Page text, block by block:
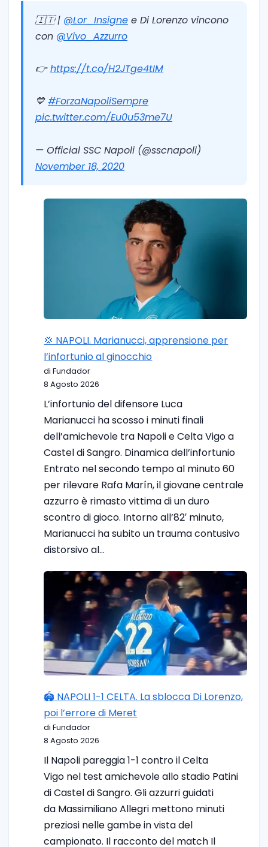
🇮🇹 | @Lor_Insigne e Di Lorenzo vincono
con @Vivo_Azzurro
👉https://t.co/H2JTge4tIM
💙#ForzaNapoliSempre
pic.twitter.com/Eu0u53me7U
— Official SSC Napoli (@sscnapoli)
November 18, 2020
💢 NAPOLI. Marianucci, apprensione per
l’infortunio al ginocchio
di Fundador
8 Agosto 2026
L’infortunio del difensore Luca
Marianucci ha scosso i minuti finali
dell’amichevole tra Napoli e Celta Vigo a
Castel di Sangro. Dinamica dell’infortunio
Entrato nel secondo tempo al minuto 60
per rilevare Rafa Marín, il giovane centrale
azzurro è rimasto vittima di un duro
scontro di gioco. Intorno all’82′ minuto,
Marianucci ha subito un trauma contusivo
distorsivo al…
🏟️ NAPOLI 1-1 CELTA. La sblocca Di Lorenzo,
poi l’errore di Meret
di Fundador
8 Agosto 2026
Il Napoli pareggia 1-1 contro il Celta
Vigo nel test amichevole allo stadio Patini
di Castel di Sangro. Gli azzurri guidati
da Massimiliano Allegri mettono minuti
preziosi nelle gambe in vista del
campionato. Il racconto del match Il